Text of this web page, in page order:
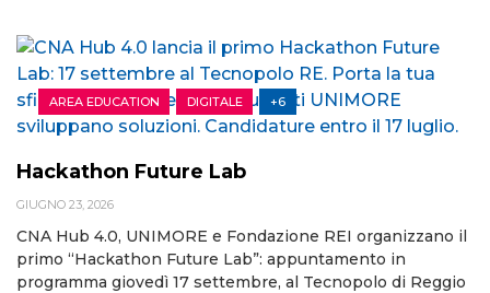
AREA EDUCATION DIGITALE +6
Hackathon Future Lab
GIUGNO 23, 2026
CNA Hub 4.0, UNIMORE e Fondazione REI organizzano il
primo “Hackathon Future Lab”: appuntamento in
programma giovedì 17 settembre, al Tecnopolo di Reggio